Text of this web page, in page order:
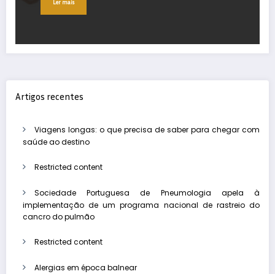
Ler mais
Artigos recentes
Viagens longas: o que precisa de saber para chegar com
saúde ao destino
Restricted content
Sociedade Portuguesa de Pneumologia apela à
implementação de um programa nacional de rastreio do
cancro do pulmão
Restricted content
Alergias em época balnear